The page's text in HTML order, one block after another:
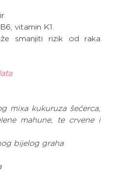
vitamin K1.
smanjiti rizik od raka
mixa kukuruza šećerca,
mahune, te crvene i
bijelog graha